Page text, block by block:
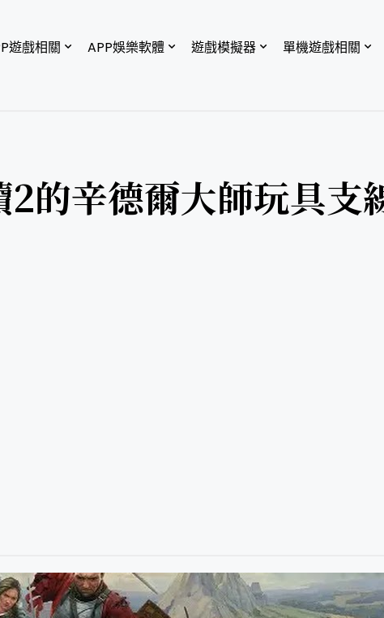
遊戲相關 APP娛樂軟體 遊戲模擬器 單機遊戲相關
的辛德爾大師玩具支